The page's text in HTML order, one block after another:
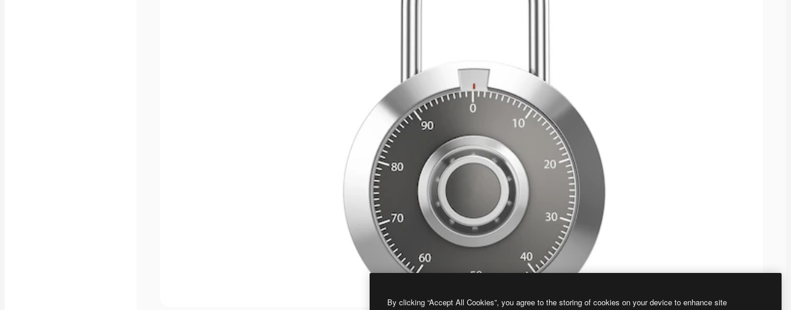
By clicking “Accept All Cookies”, you agree to the storing of cookies on your device to enhance site